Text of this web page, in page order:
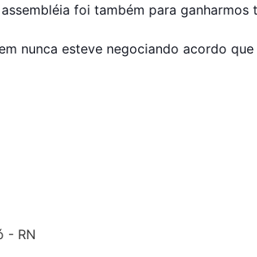
foi também para ganharmos
nunca esteve negociando acordo
- RN